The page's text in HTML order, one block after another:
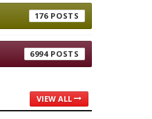
176
6994
VIEW ALL